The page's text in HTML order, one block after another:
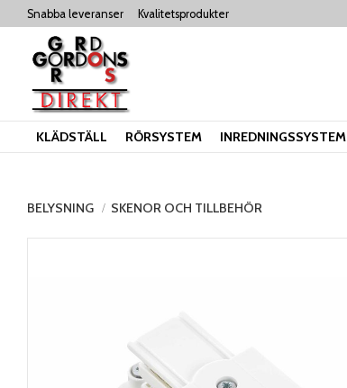
Snabba leveranser Kvalitetsprodukter
KLÄDSTÄLL RÖRSYSTEM INREDNINGSSYSTEM
BELYSNING SKENOR OCH TILLBEHÖR